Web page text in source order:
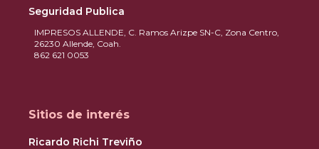
Seguridad Publica
IMPRESOS ALLENDE, C. Ramos Arizpe SN-C, Zona Centro,
26230 Allende, Coah.
862 621 0053
Sitios de interés
Ricardo Richi Treviño